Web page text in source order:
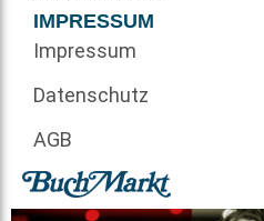
IMPRESSUM
Impressum
Datenschutz
AGB